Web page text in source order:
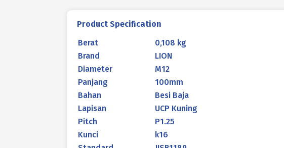
Product Specification
Berat
0,108 kg
Brand
LION
Diameter
M12
Panjang
100mm
Bahan
Besi Baja
Lapisan
UCP Kuning
Pitch
P1.25
Kunci
k16